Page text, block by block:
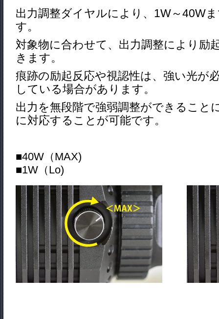
出力調整ダイヤルにより、1W～40W
す。
対象物に合わせて、出力調整により励
きます。
痕跡の励起反応や視認性は、強い光が
し ている場合があります。
出力を無段階で強弱調整ができること
に対応することが可能です。
■40W
■1W（Lo)